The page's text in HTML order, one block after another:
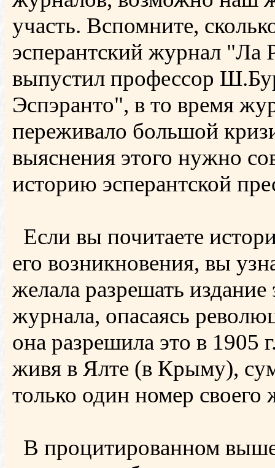
участь. Вспомните,
эсперантский журнал "Ла
выпустил профессор
Эспэранто", в то время
переживало большой
выяснения этого нужно
историю эсперантской
Если вы почитаете
его возникновения, вы
желала разрешать издание
журнала, опасаясь
она разрешила это в 1905
живя в Ялте (в Крыму),
только один номер
В процитированном